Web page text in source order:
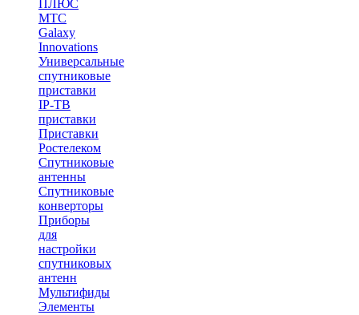
ПЛЮС
МТС
Galaxy
Innovations
Универсальные
спутниковые
приставки
IP-ТВ
приставки
Приставки
Ростелеком
Спутниковые
антенны
Спутниковые
конверторы
Приборы
для
настройки
спутниковых
антенн
Мультифиды
Элементы